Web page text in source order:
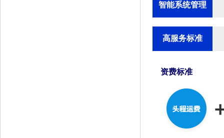
智能系统管理
高服务标准
资费标准